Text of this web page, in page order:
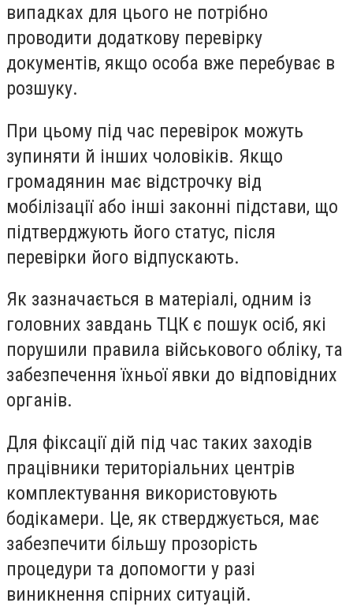
випадках для цього не потрібно
проводити додаткову перевірку
документів, якщо особа вже перебуває в
розшуку.
При цьому під час перевірок можуть
зупиняти й інших чоловіків. Якщо
громадянин має відстрочку від
мобілізації або інші законні підстави, що
підтверджують його статус, після
перевірки його відпускають.
Як зазначається в матеріалі, одним із
головних завдань ТЦК є пошук осіб, які
порушили правила військового обліку, та
забезпечення їхньої явки до відповідних
органів.
Для фіксації дій під час таких заходів
працівники територіальних центрів
комплектування використовують
бодікамери. Це, як стверджується, має
забезпечити більшу прозорість
процедури та допомогти у разі
виникнення спірних ситуацій.